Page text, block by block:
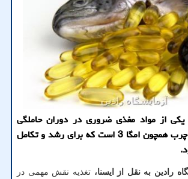
یکی از مواد مغذی ضروری در دوران حاملگی
دریافت اسیدهای چرب همچون امگا 3 است که برای رشد و تکامل
رادین به نقل از ایسنا،تغذیه نقش مهمی در